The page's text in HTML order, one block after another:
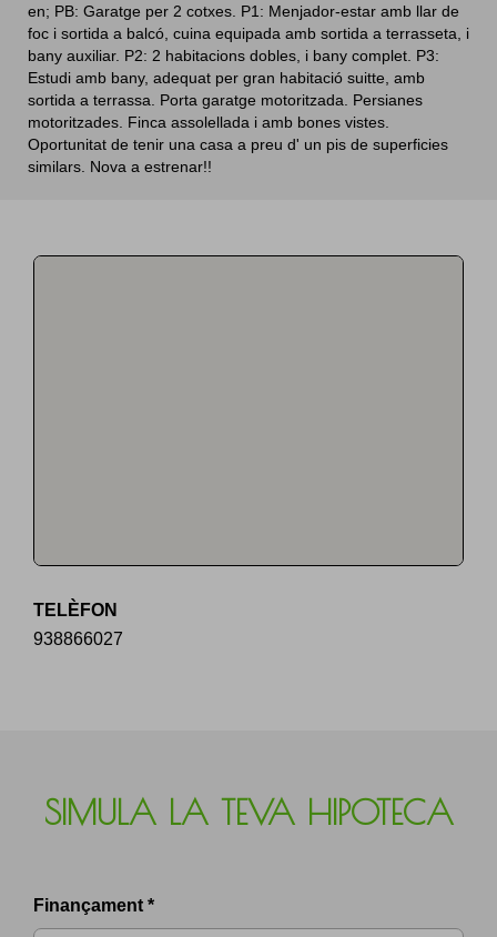
121 25
en; PB: Garatge per 2 cotxes. P1: Menjador-estar amb llar de
foc i sortida a balcó, cuina equipada amb sortida a terrasseta, i
bany auxiliar. P2: 2 habitacions dobles, i bany complet. P3:
Estudi amb bany, adequat per gran habitació suitte, amb
sortida a terrassa. Porta garatge motoritzada. Persianes
motoritzades. Finca assolellada i amb bones vistes.
Oportunitat de tenir una casa a preu d' un pis de superficies
similars. Nova a estrenar!!
TELÈFON
938866027
SIMULA LA TEVA HIPOTECA
Finançament *